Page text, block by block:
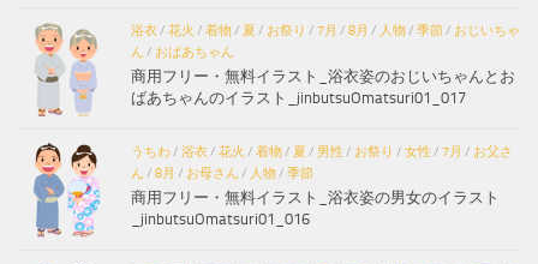
浴衣/ 花火 / 着物/ 夏 / お祭り / 7月 / 8月 / 人物/ 季節/ おじいちゃ
ん / おばあちゃん
商用フリー・無料イラスト_浴衣姿のおじいちゃんとお
ばあちゃんのイラスト_jinbutsuOmatsuri01_017
うちわ/ 浴衣/ 花火 / 着物/ 夏 / 男性 / お祭り / 女性 / 7月 / お父さ
ん / 8月 / お母さん / 人物/ 季節
商用フリー・無料イラスト_浴衣姿の男女のイラスト
_jinbutsuOmatsuri01_016